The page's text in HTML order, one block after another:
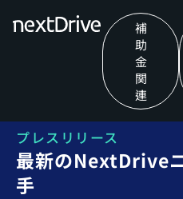
補
助
金
関
連
プレスリリース
最新のNextDrive
手